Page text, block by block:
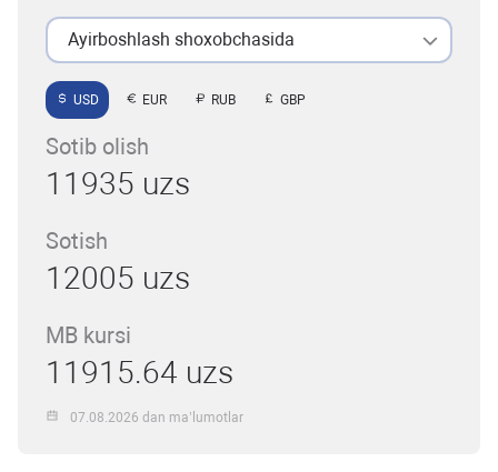
Ayirboshlash shoxobchasida
USD EUR RUB GBP
Sotib olish
11935 uzs
Sotish
12005 uzs
MB kursi
11915.64 uzs
07.08.2026 dan ma’lumotlar